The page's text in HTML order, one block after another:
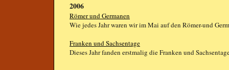
2006
Römer und Germanen
Wie jedes Jahr waren wir im Mai auf den Römer-und
Franken und Sachsentage
Dieses Jahr fanden erstmalig die Franken und